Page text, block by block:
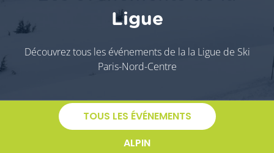
Ligue
Découvrez tous les événements de la la Ligue de Ski
Paris-Nord-Centre
TOUS LES ÉVÉNEMENTS
ALPIN